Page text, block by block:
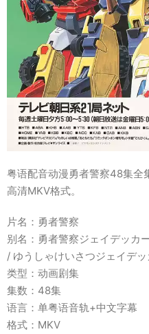
粤语配音动漫勇者警察48集全
高清MKV格式。
片名：勇者警察
别名：勇者警察ジェイデッ
/ ゆうしゃけいさつジェイデッ
类型：动画剧集
集数：48集
语言：单粤语音轨+中文字幕
格式：MKV